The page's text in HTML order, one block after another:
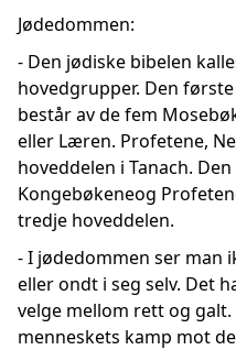
Jødedommen:
- Den jødiske bibelen
hovedgrupper. Den
består av de fem
eller Læren. Profetene,
hoveddelen i Tanach.
Kongebøkeneog
tredje hoveddelen.
- I jødedommen ser man
eller ondt i seg selv. Det
velge mellom rett og
menneskets kamp mot